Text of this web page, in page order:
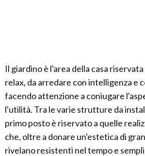
Il giardino è l'area della casa riservata
relax, da arredare con intelligenza e
facendo attenzione a coniugare
l'utilità. Tra le varie strutture da
primo posto è riservato a quelle
che, oltre a donare un'estetica di
rivelano resistenti nel tempo e